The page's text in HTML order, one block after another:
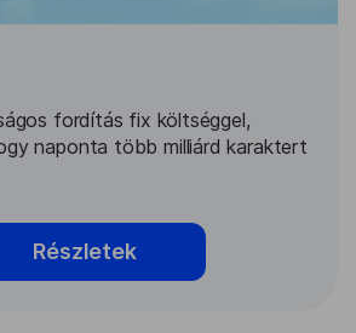
fordítás fix költséggel,
naponta több milliárd karaktert
Részletek